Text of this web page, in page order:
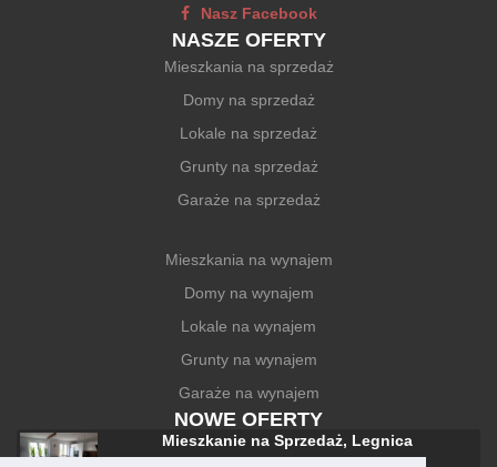
Nasz Facebook
NASZE OFERTY
Mieszkania na sprzedaż
Domy na sprzedaż
Lokale na sprzedaż
Grunty na sprzedaż
Garaże na sprzedaż
Mieszkania na wynajem
Domy na wynajem
Lokale na wynajem
Grunty na wynajem
Garaże na wynajem
NOWE OFERTY
Mieszkanie na Sprzedaż, Legnica